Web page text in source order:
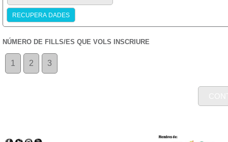
NÚMERO DE FILLS/ES QUE VOLS INSCRIURE
1 2 3